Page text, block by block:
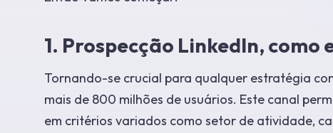
1. Prospecção LinkedIn, como
Tornando-se crucial para qualquer estratégia
mais de 800 milhões de usuários. Este canal
em critérios variados como setor de atividade,